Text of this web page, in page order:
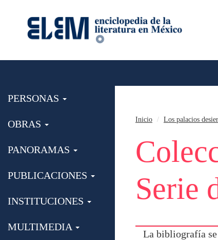
PERSONAS
OBRAS
PANORAMAS
PUBLICACIONES
INSTITUCIONES
MULTIMEDIA
Inicio Los palacios
Serie
La bibliografía